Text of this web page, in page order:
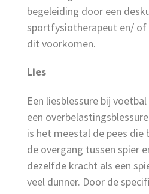
begeleiding door een
sportfysiotherapeut en/ of
dit voorkomen.
Lies
Een liesblessure bij
een
is het meestal de pees die
de overgang tussen spier
dezelfde kracht als een
veel dunner. Door de